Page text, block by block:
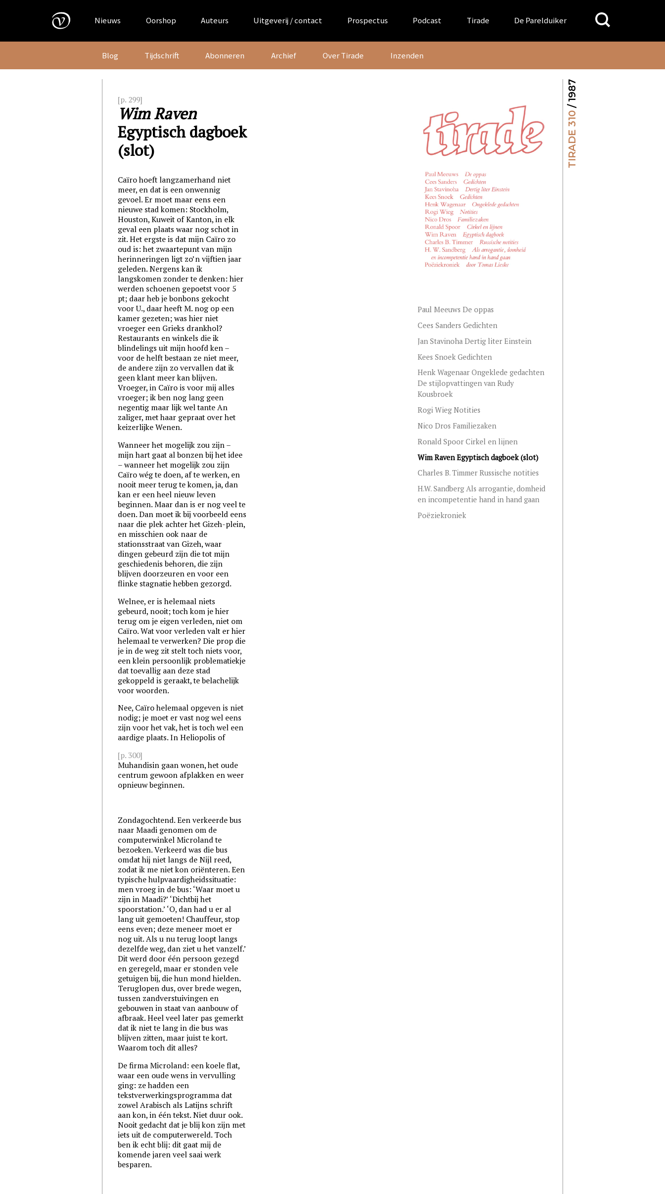
Nieuws Oorshop Auteurs Uitgeverij / contact Prospectus Podcast Tirade De Parelduiker
Search
for:
Blog Tijdschrift Abonneren Archief Over Tirade Inzenden
TIRADE 310
/ 1987
[p. 299]
Wim Raven
Egyptisch dagboek
(slot)
Caïro hoeft langzamerhand niet
meer, en dat is een onwennig
gevoel. Er moet maar eens een
nieuwe stad komen: Stockholm,
Houston, Kuweit of Kanton, in elk
geval een plaats waar nog schot in
zit. Het ergste is dat mijn Caïro zo
oud is: het zwaartepunt van mijn
herinneringen ligt zo’n vijftien jaar
geleden. Nergens kan ik
langskomen zonder te denken: hier
werden schoenen gepoetst voor 5
pt; daar heb je bonbons gekocht
voor U., daar heeft M. nog op een
kamer gezeten; was hier niet
vroeger een Grieks drankhol?
Restaurants en winkels die ik
blindelings uit mijn hoofd ken –
voor de helft bestaan ze niet meer,
de andere zijn zo vervallen dat ik
geen klant meer kan blijven.
Vroeger, in Caïro is voor mij alles
vroeger; ik ben nog lang geen
negentig maar lijk wel tante An
zaliger, met haar gepraat over het
keizerlijke Wenen.
Wanneer het mogelijk zou zijn –
mijn hart gaat al bonzen bij het idee
– wanneer het mogelijk zou zijn
Caïro wég te doen, af te werken, en
nooit meer terug te komen, ja, dan
kan er een heel nieuw leven
beginnen. Maar dan is er nog veel te
doen. Dan moet ik bij voorbeeld eens
naar die plek achter het Gizeh-plein,
en misschien ook naar de
stationsstraat van Gizeh, waar
dingen gebeurd zijn die tot mijn
geschiedenis behoren, die zijn
blijven doorzeuren en voor een
flinke stagnatie hebben gezorgd.
Welnee, er is helemaal niets
gebeurd, nooit; toch kom je hier
terug om je eigen verleden, niet om
Caïro. Wat voor verleden valt er hier
helemaal te verwerken? Die prop die
je in de weg zit stelt toch niets voor,
een klein persoonlijk problematiekje
dat toevallig aan deze stad
gekoppeld is geraakt, te belachelijk
voor woorden.
Nee, Caïro helemaal opgeven is niet
nodig; je moet er vast nog wel eens
zijn voor het vak, het is toch wel een
aardige plaats. In Heliopolis of
[p. 300]
Muhandisin gaan wonen, het oude
centrum gewoon afplakken en weer
opnieuw beginnen.
Zondagochtend. Een verkeerde bus
naar Maadi genomen om de
computerwinkel Microland te
bezoeken. Verkeerd was die bus
omdat hij niet langs de Nijl reed,
zodat ik me niet kon oriënteren. Een
typische hulpvaardigheidssituatie:
men vroeg in de bus: ‘Waar moet u
zijn in Maadi?’ ‘Dichtbij het
spoorstation.’ ‘O, dan had u er al
lang uit gemoeten! Chauffeur, stop
eens even; deze meneer moet er
nog uit. Als u nu terug loopt langs
dezelfde weg, dan ziet u het vanzelf.’
Dit werd door één persoon gezegd
en geregeld, maar er stonden vele
getuigen bij, die hun mond hielden.
Teruglopen dus, over brede wegen,
tussen zandverstuivingen en
gebouwen in staat van aanbouw of
afbraak. Heel veel later pas gemerkt
dat ik niet te lang in die bus was
blijven zitten, maar juist te kort.
Waarom toch dit alles?
De firma Microland: een koele flat,
waar een oude wens in vervulling
ging: ze hadden een
tekstverwerkingsprogramma dat
zowel Arabisch als Latijns schrift
aan kon, in één tekst. Niet duur ook.
Nooit gedacht dat je blij kon zijn met
iets uit de computerwereld. Toch
ben ik echt blij: dit gaat mij de
komende jaren veel saai werk
besparen.
Paul Meeuws De oppas
Cees Sanders Gedichten
Jan Stavinoha Dertig liter Einstein
Kees Snoek Gedichten
Henk Wagenaar Ongeklede gedachten
De stijlopvattingen van Rudy
Kousbroek
Rogi Wieg Notities
Nico Dros Familiezaken
Ronald Spoor Cirkel en lijnen
Wim Raven Egyptisch dagboek (slot)
Charles B. Timmer Russische notities
H.W. Sandberg Als arrogantie, domheid
en incompetentie hand in hand gaan
Poëziekroniek